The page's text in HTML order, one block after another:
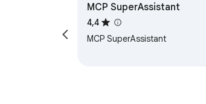
MCP SuperAssistant
4,4
MCP SuperAssistant